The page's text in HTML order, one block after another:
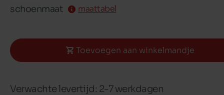
schoenmaat maattabel
Toevoegen aan winkelmandje
Verwachte levertijd: 2-7 werkdagen